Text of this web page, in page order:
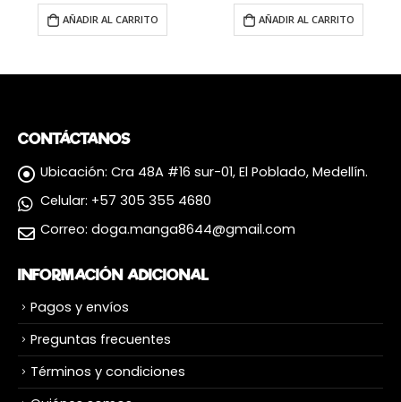
AÑADIR AL CARRITO AÑADIR AL CARRITO
CONTÁCTANOS
Ubicación: Cra 48A #16 sur-01, El Poblado, Medellín.
Celular: +57 305 355 4680
Correo: doga.manga8644@gmail.com
INFORMACIÓN ADICIONAL
Pagos y envíos
Preguntas frecuentes
Términos y condiciones